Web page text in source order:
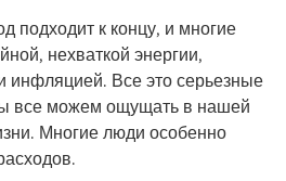
подходит к концу, и многие
нехваткой энергии,
инфляцией. Все это серьезные
все можем ощущать в нашей
Многие люди особенно